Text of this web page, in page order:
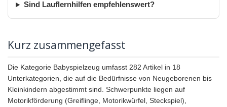
Sind Lauflernhilfen empfehlenswert?
Kurz zusammengefasst
Die Kategorie Babyspielzeug umfasst 282 Artikel in 18
Unterkategorien, die auf die Bedürfnisse von Neugeborenen bis
Kleinkindern abgestimmt sind. Schwerpunkte liegen auf
Motorikförderung (Greiflinge, Motorikwürfel, Steckspiel),